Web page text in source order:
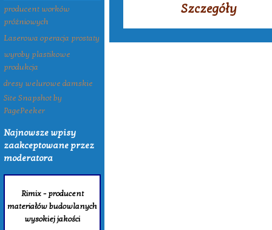
producent worków
próżniowych
Laserowa operacja prostaty
wyroby plastikowe
produkcja
dresy welurowe damskie
Site Snapshot by
PagePeeker
Najnowsze wpisy
zaakceptowane przez
moderatora
Rimix - producent
materiałów budowlanych
wysokiej jakości
Szczegóły